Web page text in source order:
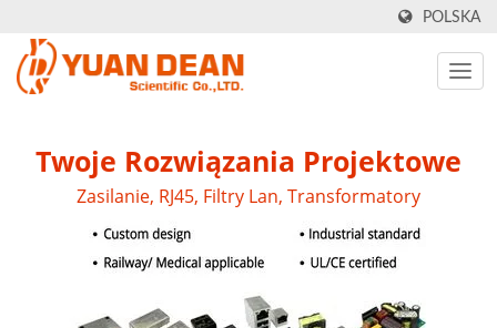
POLSKA
Twoje Rozwiązania Projektowe
Zasilanie, RJ45, Filtry Lan, Transformatory